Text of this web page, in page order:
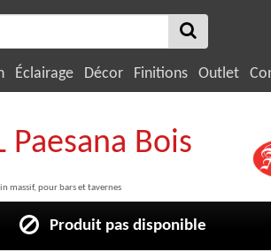
Éclairage Décor Finitions Outlet
Paesana Bois
massif, pour bars et tavernes
Produit pas disponible